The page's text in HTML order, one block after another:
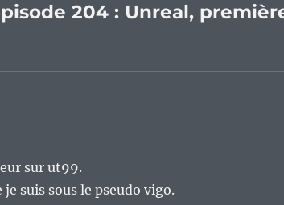
204 : Unreal,
sur ut99.
suis sous le pseudo vigo.